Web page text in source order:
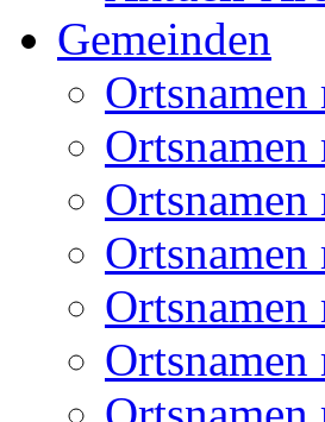
Gemeinden
Ortsnamen
Ortsnamen